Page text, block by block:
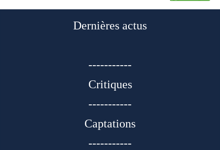
Dernières actus
-----------
Critiques
-----------
Captations
-----------